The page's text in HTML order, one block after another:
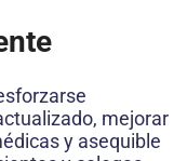
mejorar
y asequible